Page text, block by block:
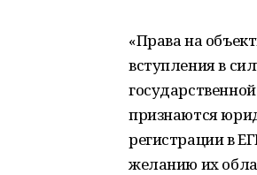
«Права на
вступления в
признаются
регистрации в
желанию их